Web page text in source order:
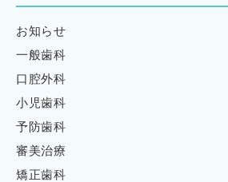
お知らせ
一般歯科
口腔外科
小児歯科
予防歯科
審美治療
矯正歯科